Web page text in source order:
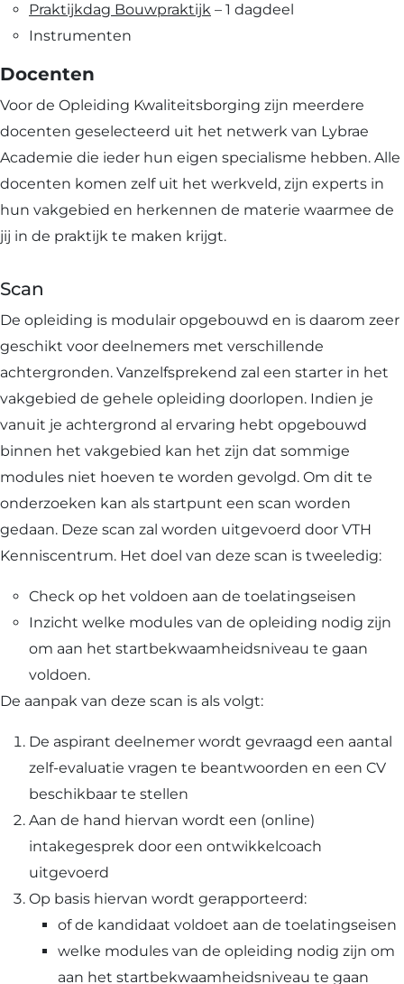
Praktijkdag Bouwpraktijk – 1 dagdeel
Instrumenten
Docenten
Voor de Opleiding Kwaliteitsborging zijn meerdere
docenten geselecteerd uit het netwerk van Lybrae
Academie die ieder hun eigen specialisme hebben. Alle
docenten komen zelf uit het werkveld, zijn experts in
hun vakgebied en herkennen de materie waarmee de
jij in de praktijk te maken krijgt.
Scan
De opleiding is modulair opgebouwd en is daarom zeer
geschikt voor deelnemers met verschillende
achtergronden. Vanzelfsprekend zal een starter in het
vakgebied de gehele opleiding doorlopen. Indien je
vanuit je achtergrond al ervaring hebt opgebouwd
binnen het vakgebied kan het zijn dat sommige
modules niet hoeven te worden gevolgd. Om dit te
onderzoeken kan als startpunt een scan worden
gedaan. Deze scan zal worden uitgevoerd door VTH
Kenniscentrum. Het doel van deze scan is tweeledig:
Check op het voldoen aan de toelatingseisen
Inzicht welke modules van de opleiding nodig zijn
om aan het startbekwaamheidsniveau te gaan
voldoen.
De aanpak van deze scan is als volgt:
De aspirant deelnemer wordt gevraagd een aantal
zelf-evaluatie vragen te beantwoorden en een CV
beschikbaar te stellen
Aan de hand hiervan wordt een (online)
intakegesprek door een ontwikkelcoach
uitgevoerd
Op basis hiervan wordt gerapporteerd:
of de kandidaat voldoet aan de toelatingseisen
welke modules van de opleiding nodig zijn om
aan het startbekwaamheidsniveau te gaan
Download nu de opleidingsgids!
maanden
Naam *
Voornaam Achternaam
Telefoon
m
i
l Selectievakjes
mailadres nieuwsbrieven ontvang en
Lybrae Academie
Vraag nu de opleidingsgids aan